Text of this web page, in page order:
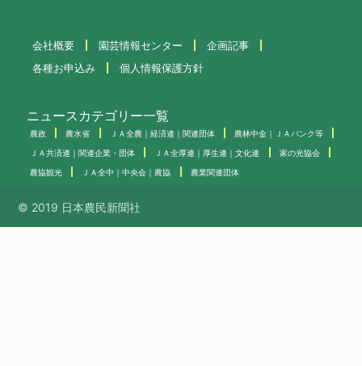
会社概要 園芸情報センター
企画記事
各種お申込み
個人情報保護方針
ニュースカテゴリー一覧
農政 農水省 ＪＡ全農｜経済連｜関連団体 農林中金｜ＪＡバンク等
ＪＡ共済連｜関連企業・団体 ＪＡ全厚連｜厚生連｜文化連 家の光協会
農協観光 ＪＡ全中｜中央会｜農協 農業関連団体
© 2019 日本農民新聞社